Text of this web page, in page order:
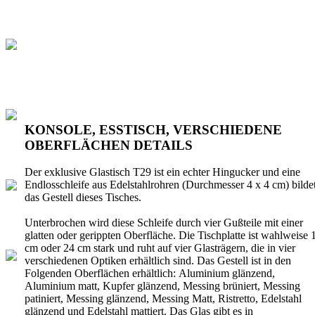
KONSOLE, ESSTISCH, VERSCHIEDENE
OBERFLÄCHEN DETAILS
Der exklusive Glastisch T29 ist ein echter Hingucker und eine
Endlosschleife aus Edelstahlrohren (Durchmesser 4 x 4 cm)
das Gestell dieses Tisches.
Unterbrochen wird diese Schleife durch vier Gußteile mit einer
glatten oder gerippten Oberfläche. Die Tischplatte ist wahlweise
cm oder 24 cm stark und ruht auf vier Glasträgern, die in vier
verschiedenen Optiken erhältlich sind. Das Gestell ist in den
Folgenden Oberflächen erhältlich: Aluminium glänzend,
Aluminium matt, Kupfer glänzend, Messing brüniert, Messing
patiniert, Messing glänzend, Messing Matt, Ristretto, Edelstahl
glänzend und Edelstahl mattiert. Das Glas gibt es in